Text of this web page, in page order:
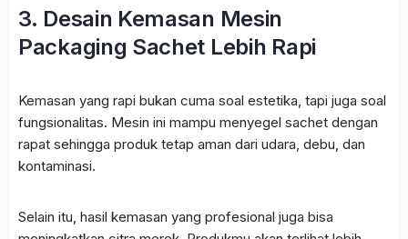
3. Desain Kemasan Mesin
Packaging Sachet Lebih Rapi
Kemasan yang rapi bukan cuma soal estetika, tapi juga soal
fungsionalitas. Mesin ini mampu menyegel sachet dengan
rapat sehingga produk tetap aman dari udara, debu, dan
kontaminasi.
Selain itu, hasil kemasan yang profesional juga bisa